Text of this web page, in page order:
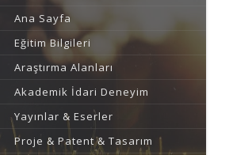
Ana Sayfa
Eğitim Bilgileri
Araştırma Alanları
Akademik İdari Deneyim
Yayınlar & Eserler
Proje & Patent & Tasarım